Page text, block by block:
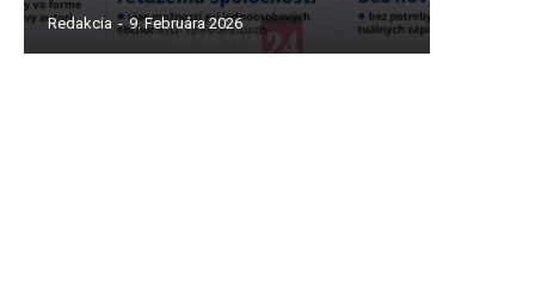
Redakcia - 9. Februára 2026